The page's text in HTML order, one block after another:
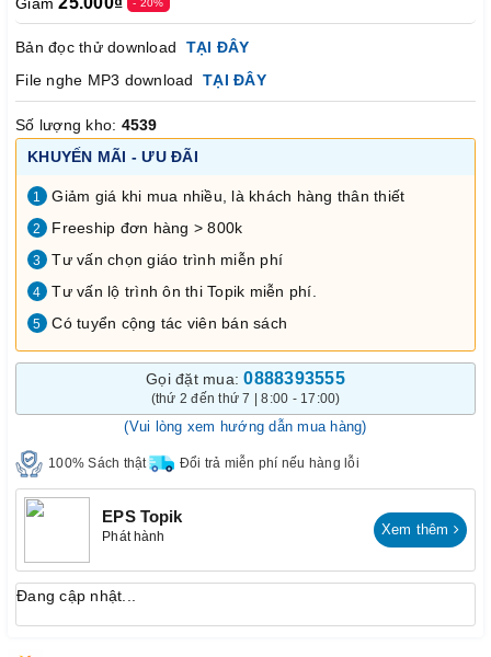
Bản đọc thử download TẠI ĐÂY
File nghe MP3 download TẠI ĐÂY
Số lượng kho: 4539
KHUYẾN MÃI - ƯU ĐÃI
1 Giảm giá khi mua nhiều, là khách hàng thân thiết
2 Freeship đơn hàng > 800k
3 Tư vấn chọn giáo trình miễn phí
4 Tư vấn lộ trình ôn thi Topik miễn phí.
5 Có tuyển cộng tác viên bán sách
Gọi đặt mua:0888393555
(thứ 2 đến thứ 7 | 8:00 - 17:00)
(Vui lòng xem hướng dẫn mua hàng)
100% Sách thật Đổi trả miễn phí nếu hàng lỗi
EPS Topik
Phát hành Xem thêm
Đang cập nhật...